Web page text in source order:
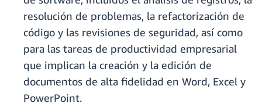
resolución de problemas, la refactorización de
código y las revisiones de seguridad, así como
para las tareas de productividad empresarial
que implican la creación y la edición de
documentos de alta fidelidad en Word, Excel y
PowerPoint.